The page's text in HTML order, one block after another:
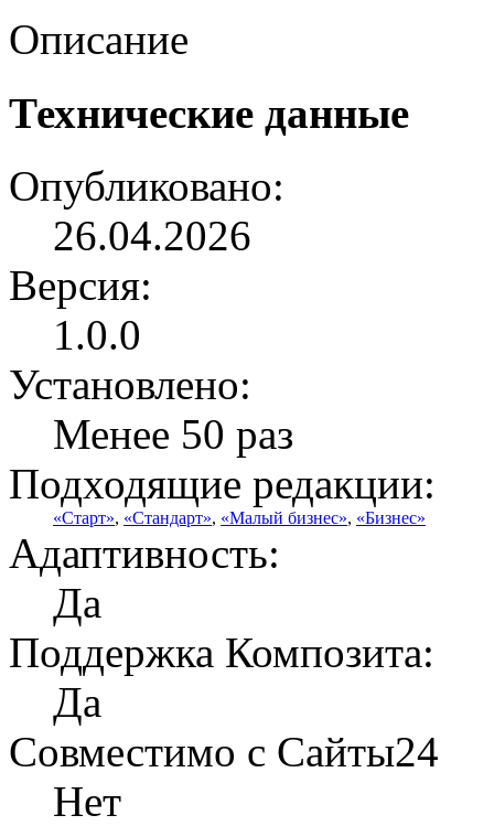
Описание
Технические данные
Опубликовано:
26.04.2026
Версия:
1.0.0
Установлено:
Менее 50 раз
Подходящие редакции:
«Старт», «Стандарт», «Малый бизнес», «Бизнес»
Адаптивность:
Да
Поддержка Композита:
Да
Совместимо с Сайты24
Нет